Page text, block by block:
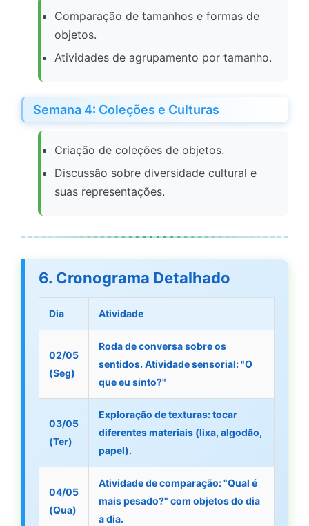
Comparação de tamanhos e formas de
objetos.
Atividades de agrupamento por tamanho.
Semana 4: Coleções e Culturas
Criação de coleções de objetos.
Discussão sobre diversidade cultural e
suas representações.
6. Cronograma Detalhado
Dia Atividade
02/05
(Seg)
Roda de conversa sobre os
sentidos. Atividade sensorial: "O
que eu sinto?"
03/05
(Ter)
Exploração de texturas: tocar
diferentes materiais (lixa, algodão,
papel).
04/05
(Qua)
Atividade de comparação: "Qual é
mais pesado?" com objetos do dia
a dia.